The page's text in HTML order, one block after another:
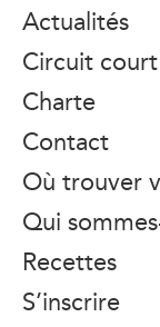
Actualités
Circuit court
Charte
Contact
Où trouver
Qui
Recettes
S’inscrire